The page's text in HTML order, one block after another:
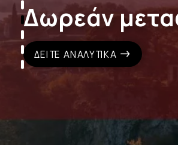
Δωρεάν
ΔΕΊΤΕ ΑΝΑΛΥΤΙΚΆ
Σχολικά είδη